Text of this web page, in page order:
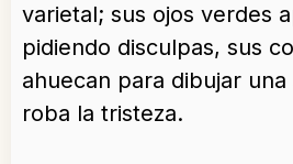
varietal; sus ojos verdes
pidiendo disculpas, sus
ahuecan para dibujar
roba la tristeza.